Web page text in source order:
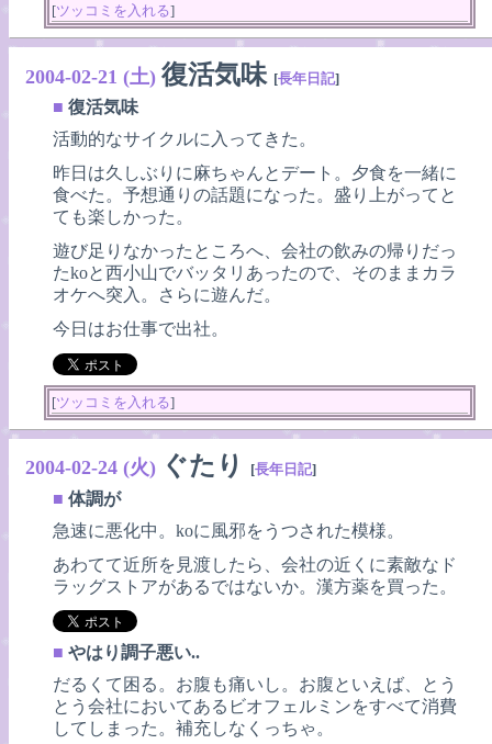
[ツッコミを入れる]
2004-02-21 (土) 復活気味 [長年日記]
■ 復活気味
活動的なサイクルに入ってきた。
昨日は久しぶりに麻ちゃんとデート。夕食を一緒に
食べた。予想通りの話題になった。盛り上がってと
ても楽しかった。
遊び足りなかったところへ、会社の飲みの帰りだっ
たkoと西小山でバッタリあったので、そのままカラ
オケへ突入。さらに遊んだ。
今日はお仕事で出社。
[ツッコミを入れる]
2004-02-24 (火) ぐたり [長年日記]
■ 体調が
急速に悪化中。koに風邪をうつされた模様。
あわてて近所を見渡したら、会社の近くに素敵なド
ラッグストアがあるではないか。漢方薬を買った。
■ やはり調子悪い..
だるくて困る。お腹も痛いし。お腹といえば、とう
とう会社においてあるビオフェルミンをすべて消費
してしまった。補充しなくっちゃ。